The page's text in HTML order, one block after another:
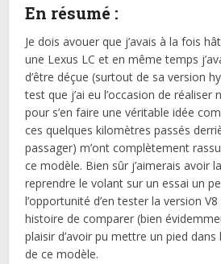
En résumé :
Je dois avouer que j’avais à la fois
une Lexus LC et en même temps
d’être déçue (surtout de sa version
test que j’ai eu l’occasion de réaliser
pour s’en faire une véritable idée
ces quelques kilomètres passés
passager) m’ont complètement
ce modèle. Bien sûr j’aimerais avoir
reprendre le volant sur un essai un
l’opportunité d’en tester la version
histoire de comparer (bien
plaisir d’avoir pu mettre un pied dans
de ce modèle.